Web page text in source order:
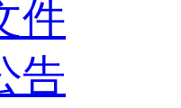
件
告